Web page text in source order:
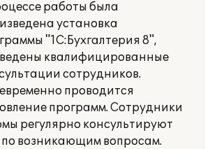
работы была
установка
"1С:Бухгалтерия 8",
квалифицированные
сотрудников.
проводится
программ. Сотрудники
регулярно консультируют
по возникающим вопросам.